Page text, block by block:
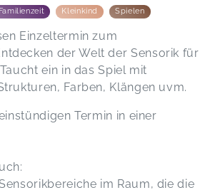
liebevoll gestaltete Stunde ❤️
Familienzeit Kleinkind Spielen
Einzeltermin zum
der Welt der Sensorik für
ein in das Spiel mit
Farben, Klängen uvm.
Termin in einer
im Raum, die die